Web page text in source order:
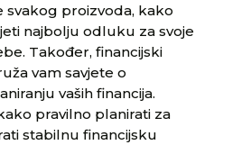
svakog proizvoda, kako
najbolju odluku za svoje
Također, financijski
vam savjete o
vaših financija.
pravilno planirati za
stabilnu financijsku